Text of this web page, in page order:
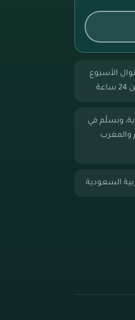
11 مساءً طوال الأسبوع
ونسلّم في
والمغرب
السعودية